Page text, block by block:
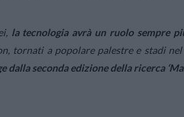
la tecnologia avrà un ruolo sempre
tornati a popolare palestre e stadi
dalla seconda edizione della ricerca